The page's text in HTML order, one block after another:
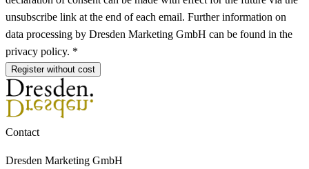
unsubscribe link at the end of each email. Further information on
data processing by Dresden Marketing GmbH can be found in the
privacy policy. *
Register without cost
Contact
Dresden Marketing GmbH